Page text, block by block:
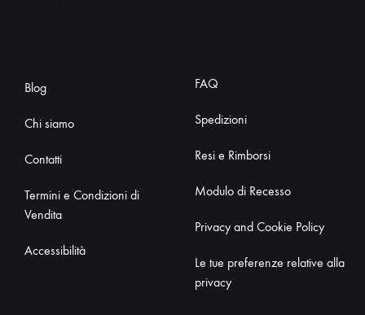
Blog
Chi siamo
Contatti
Termini e Condizioni di
Vendita
Accessibilità
FAQ
Spedizioni
Resi e Rimborsi
Modulo di Recesso
Privacy and Cookie Policy
Le tue preferenze relative alla
privacy